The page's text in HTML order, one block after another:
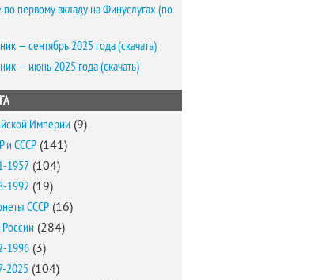
по первому вкладу на Финуслугах (по
— сентябрь 2025 года (скачать)
— июнь 2025 года (скачать)
Империи (9)
и СССР (141)
1957 (104)
1992 (19)
СССР (16)
(284)
1996 (3)
2025 (104)